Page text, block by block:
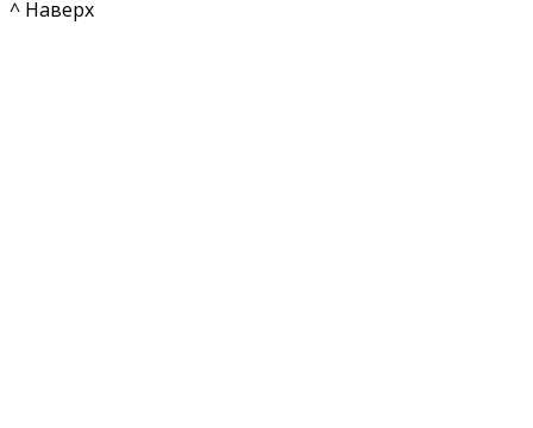
^ Наверх